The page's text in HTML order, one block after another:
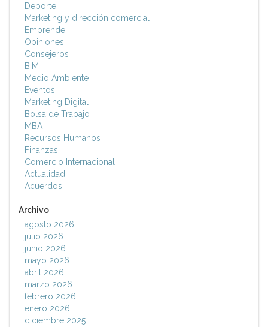
Deporte
Marketing y dirección comercial
Emprende
Opiniones
Consejeros
BIM
Medio Ambiente
Eventos
Marketing Digital
Bolsa de Trabajo
MBA
Recursos Humanos
Finanzas
Comercio Internacional
Actualidad
Acuerdos
Archivo
agosto 2026
julio 2026
junio 2026
mayo 2026
abril 2026
marzo 2026
febrero 2026
enero 2026
diciembre 2025